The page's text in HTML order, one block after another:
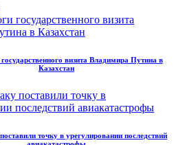
визита Владимира Путина в
Казахстан
точку в урегулировании последствий